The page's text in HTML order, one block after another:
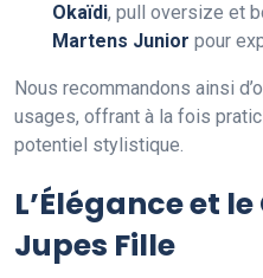
Okaïdi, pull oversize et
Martens Junior pour
Nous recommandons ainsi
usages, offrant à la fois
potentiel stylistique.
L’Élégance et
Jupes Fille